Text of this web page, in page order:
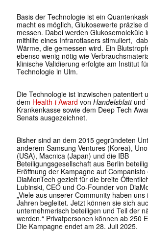
Basis der Technologie ist ein
macht es möglich, Glukosewerte präzise
messen. Dabei werden Glukosemoleküle
mithilfe eines Infrarotlasers stimuliert,
Wärme, die gemessen wird. Ein
ebenso wenig nötig wie
klinische Validierung erfolgte am Institut
Technologie in Ulm.
Die Technologie ist inzwischen patentiert
dem Health-i Award von Handelsblattund
Krankenkasse sowie dem Deep Tech
Senats ausgezeichnet.
Bisher sind an dem 2015 gegründeten
anderem Samsung Ventures (Korea),
(USA), Macnica (Japan) und die IBB
Beteiligungsgesellschaft aus Berlin
Eröffnung der Kampagne auf Companisto
DiaMonTech gezielt für die breite
Lubinski, CEO und Co-Founder von
„Viele aus unserer Community haben uns
Jahren begleitet. Jetzt können sie sich
unternehmerisch beteiligen und Teil der
werden.“ Privatpersonen können ab 250
Die Kampagne endet am 28. Juli 2025.